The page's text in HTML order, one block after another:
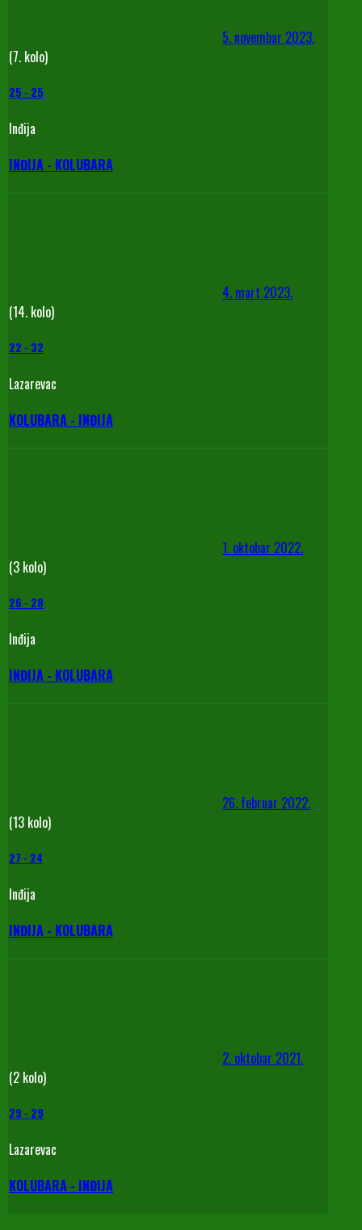
5. novembar 2023.
(7. kolo)
25 - 25
Inđija
INĐIJA - KOLUBARA
4. mart 2023.
(14. kolo)
22 - 32
Lazarevac
KOLUBARA - INĐIJA
1. oktobar 2022.
(3 kolo)
26 - 28
Inđija
INĐIJA - KOLUBARA
26. februar 2022.
(13 kolo)
27 - 24
Inđija
INĐIJA - KOLUBARA
2. oktobar 2021.
(2 kolo)
29 - 29
Lazarevac
KOLUBARA - INĐIJA